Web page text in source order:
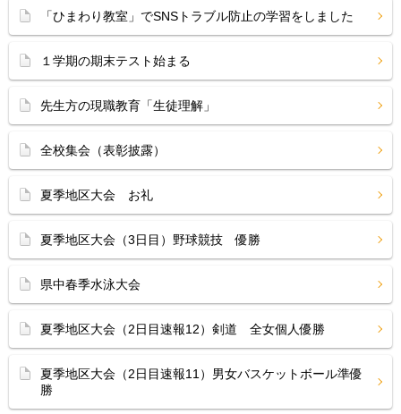
「ひまわり教室」でSNSトラブル防止の学習をしました
１学期の期末テスト始まる
先生方の現職教育「生徒理解」
全校集会（表彰披露）
夏季地区大会 お礼
夏季地区大会（3日目）野球競技 優勝
県中春季水泳大会
夏季地区大会（2日目速報12）剣道 全女個人優勝
夏季地区大会（2日目速報11）男女バスケットボール準優
勝